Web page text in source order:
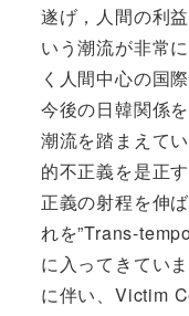
遂げ，人間の利
いう潮流が非常
く人間中心の国
今後の日韓関係
潮流を踏まえて
的不正義を是正
正義の射程を伸
れを”Trans-
に入ってきてい
に伴い、Victim